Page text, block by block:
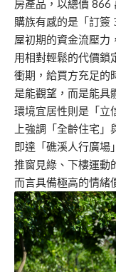
房產品，以總價 866
購族有感的是「訂簽
屋初期的資金流壓力
用相對輕鬆的代價鎖
衝期，給買方充足的
是能觀望，而是能具
環境宜居性則是「立
上強調「全齡住宅
即達「礁溪人行廣場
推窗見綠、下樓運動
而言具備極高的情緒